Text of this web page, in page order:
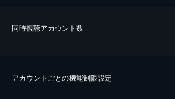
同時視聴アカウント数
アカウントごとの機能制限設定